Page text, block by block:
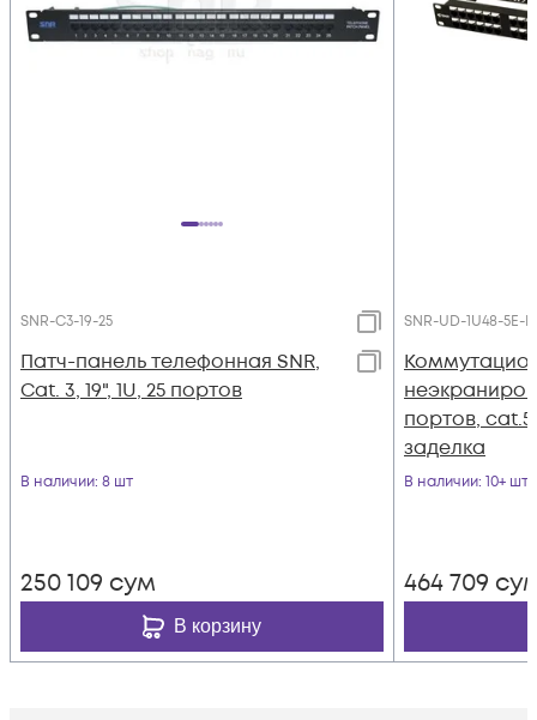
SNR-C3-19-25
Патч-панель телефонная SNR,
Cat. 3, 19", 1U, 25 портов
В наличии: 8 шт
250 109 сум
В корзину
SNR-UD-1U48-5E-H
портов,
заделка
В наличии: 10+ шт
464 709